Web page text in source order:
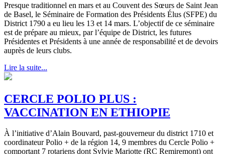
Presque traditionnel en mars et au Couvent des Sœurs de Saint Jean
de Basel, le Séminaire de Formation des Présidents Élus (SFPE) du
District 1790 a eu lieu les 13 et 14 mars. L’objectif de ce séminaire
est de prépare au mieux, par l’équipe de District, les futures
Présidentes et Présidents à une année de responsabilité et de devoirs
auprès de leurs clubs.
Lire la suite...
CERCLE POLIO PLUS :
VACCINATION EN ETHIOPIE
À l’initiative d’Alain Bouvard, past-gouverneur du district 1710 et
coordinateur Polio + de la région 14, 9 membres du Cercle Polio +
comportant 7 rotariens dont Sylvie Mariotte (RC Remiremont) ont